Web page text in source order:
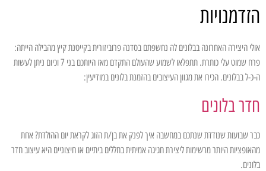
הזדמנויות
אולי היצירה האחרונה בבלונים לה נחשפתם בסדנה פרוביזורית בקייטנת קיץ מהבילה הייתה:
פרח שמוט עלי כותרת. תתפלאו לשמוע שהעולם התקדם מאז היותכם בני 7 וכיום ניתן לעשות
ה-כ-ל בבלונים. הכירו את מגוון העיצובים בהזמנת בלונים במודיעין:
חדר בלונים
כבר שבועות שנודדת שנתכם במחשבה איך לפנק את בן/ת הזוג לקראת יום ההולדת? אחת
מהאופציות היותר מרשימות ליצירת חגיגה אמיתית בחללים ביתיים או חיצוניים היא עיצוב חדר
בלונים.